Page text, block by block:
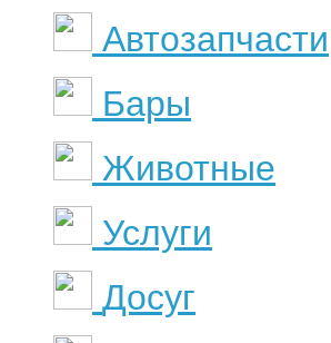
Автозапчасти
Бары
Животные
Услуги
Досуг